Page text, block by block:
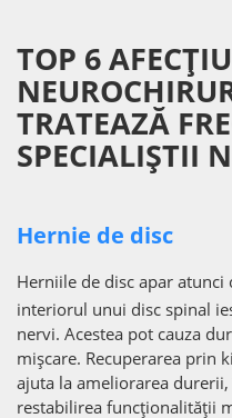
TOP 6
TRATEAZĂ
SPECIALIȘTII
Hernie de disc
Herniile de disc apar
interiorul unui disc spinal
nervi. Acestea pot cauza
mișcare. Recuperarea prin
ajuta la ameliorarea
restabilirea funcționalității